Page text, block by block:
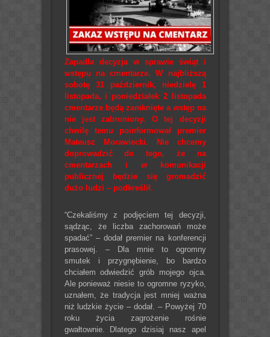
Zapadła decyzja w sprawie świąt i
wstępu na cmentarze. W najbliższą
sobotę 31 październik, niedzielę 1
listopada, i poniedziałek 2 listopada
cmentarze będą zamknięte a wstęp na
nie jest zabroniony. O tej decyzji
chwilę temu poinformował premier
Mateusz Morawiecki. Nie chcemy
doprowadzić do tego, że na
cmentarzach i w komunikacji
publicznej będzie się gromadzić
dużo ludzi – podkreślił.
“Czekaliśmy z podjęciem tej decyzji,
sądząc, że liczba zachorowań może
spadać” – dodał premier na konferencji
prasowej. – Dla mnie to ogromny
smutek i przygnębienie, bo bardzo
chciałem odwiedzić grób mojego ojca.
Ale ponieważ niesie to ogromne ryzyko,
uznałem, że tradycja jest mniej ważna
niż ludzkie życie – dodał. – Powyżej 70
roku życia zagrożenie rośnie
gwałtownie. Dlatego dzisiaj nasz apel